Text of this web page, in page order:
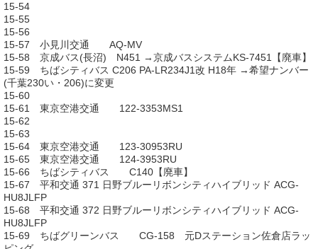
15-54
15-55
15-56
15-57 小見川交通 AQ-MV
15-58 京成バス(長沼) N451 →京成バスシステムKS-7451【廃車】
15-59 ちばシティバス C206 PA-LR234J1改 H18年 →希望ナンバー
(千葉230い・206)に変更
15-60
15-61 東京空港交通 122-3353MS1
15-62
15-63
15-64 東京空港交通 123-30953RU
15-65 東京空港交通 124-3953RU
15-66 ちばシティバス C140【廃車】
15-67 平和交通 371 日野ブルーリボンシティハイブリッド ACG-
HU8JLFP
15-68 平和交通 372 日野ブルーリボンシティハイブリッド ACG-
HU8JLFP
15-69 ちばグリーンバス CG-158 元Dステーション佐倉店ラッ